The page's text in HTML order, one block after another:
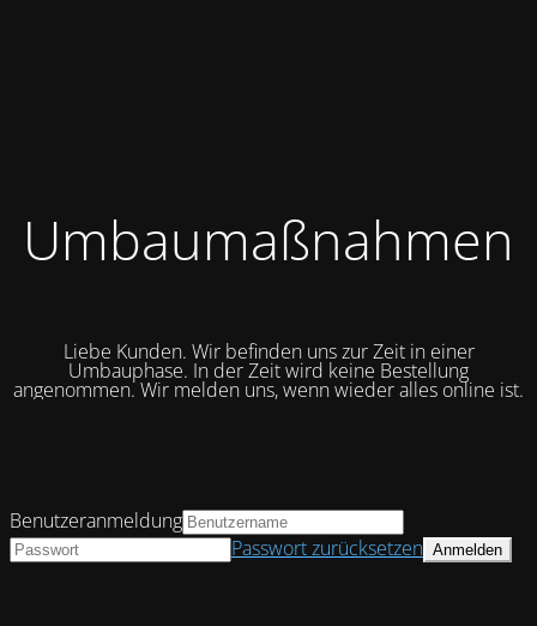
Umbaumaßnahmen
Liebe Kunden. Wir befinden uns zur Zeit in einer
Umbauphase. In der Zeit wird keine Bestellung
angenommen. Wir melden uns, wenn wieder alles online ist.
Benutzeranmeldung
Passwort zurücksetzen